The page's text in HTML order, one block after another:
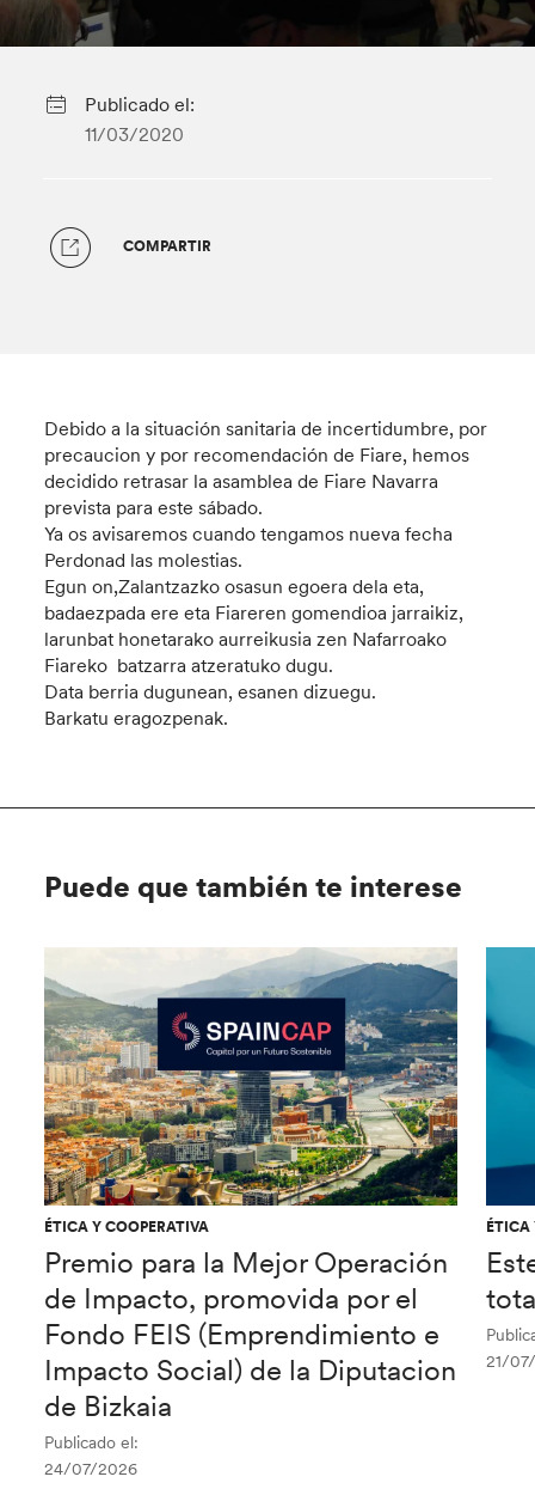
Publicado el:
11/03/2020
COMPARTIR
Debido a la situación sanitaria de incertidumbre, por
precaucion y por recomendación de Fiare, hemos
decidido retrasar la asamblea de Fiare Navarra
prevista para este sábado.
Ya os avisaremos cuando tengamos nueva fecha
Perdonad las molestias.
Egun on,Zalantzazko osasun egoera dela eta,
badaezpada ere eta Fiareren gomendioa jarraikiz,
larunbat honetarako aurreikusia zen Nafarroako
Fiareko batzarra atzeratuko dugu.
Data berria dugunean, esanen dizuegu.
Barkatu eragozpenak.
Puede que también te interese
ÉTICA Y COOPERATIVA
Premio para la Mejor Operación
de Impacto, promovida por el
Fondo FEIS (Emprendimiento e
Impacto Social) de la Diputacion
de Bizkaia
Publicado el:
24/07/2026
ÉTICA
21/